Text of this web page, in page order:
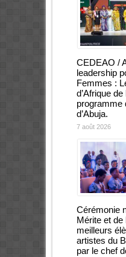
CEDEAO /
leadership
Femmes :
d’Afrique
programme
d’Abuja.
7 août 2026
Cérémonie
Mérite et de
meilleurs
artistes du
par le chef